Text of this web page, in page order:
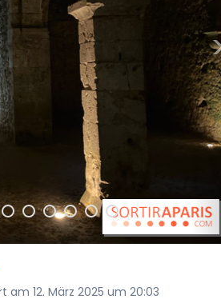
am 12. März 2025 um 20:03